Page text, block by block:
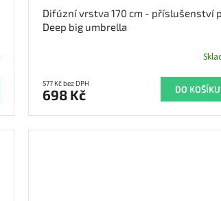
Difúzní vrstva 170 cm - příslušenství
Deep big umbrella
577 Kč bez DPH
698 Kč DO KOŠÍKU